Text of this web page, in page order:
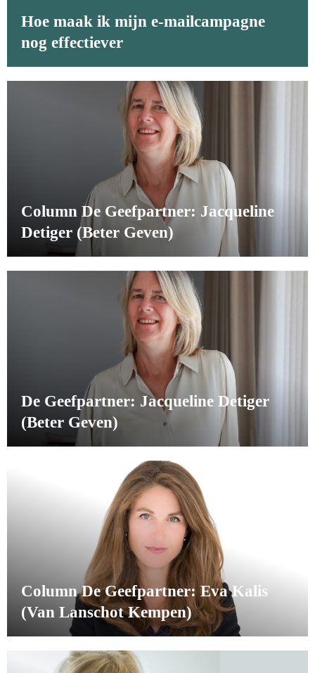
Hoe maak ik mijn e-mailcampagne
nog effectiever
Column De Geefpartner: Jacqueline
Detiger (Beter Geven)
De Geefpartner: Jacqueline Detiger
(Beter Geven)
Column De Geefpartner: Eva Kalis
(Van Lanschot Kempen)